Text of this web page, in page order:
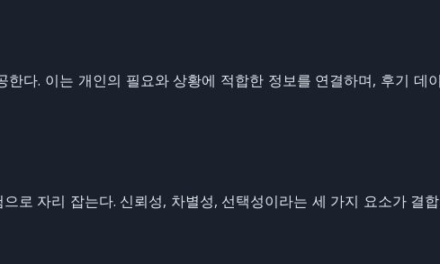
다. 이는 개인의 필요와 상황에 적합한 정보를 연결하며, 후기 데
로 자리 잡는다. 신뢰성, 차별성, 선택성이라는 세 가지 요소가 결